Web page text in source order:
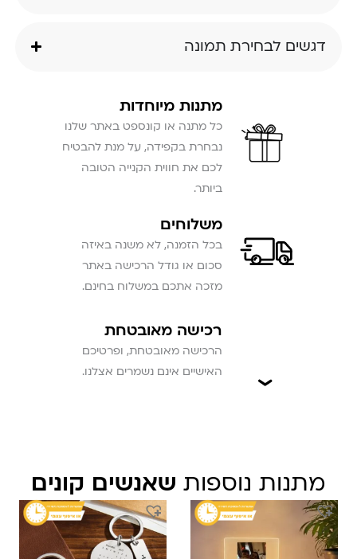
דגשים לבחירת תמונה
מתנות מיוחדות
כל מתנה או קונספט באתר שלנו
נבחרת בקפידה, על מנת להבטיח
לכם את חווית הקנייה הטובה
ביותר.
משלוחים
בכל הזמנה, לא משנה באיזה
סכום או גודל הרכישה באתר
מזכה אתכם במשלוח בחינם.
רכישה מאובטחת
הרכישה מאובטחת, ופרטיכם
האישיים אינם נשמרים אצלנו.
מתנות נוספות שאנשים קונים
המחיר
המקורי
היה:
₪ 209.
המחיר
הנוכחי
הוא:
₪ 149.90.